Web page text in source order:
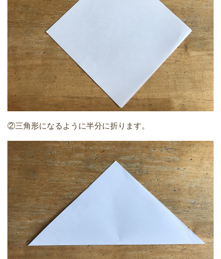
②三角形になるように半分に折ります。